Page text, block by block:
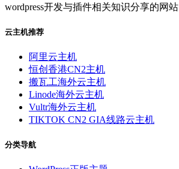
wordpress开发与插件相关知识分享的网站
云主机推荐
阿里云主机
恒创香港CN2主机
搬瓦工海外云主机
Linode海外云主机
Vultr海外云主机
TIKTOK CN2 GIA线路云主机
分类导航